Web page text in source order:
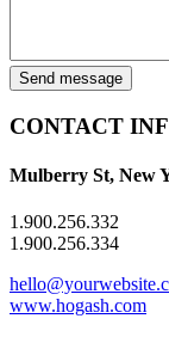
Send message
CONTACT
Mulberry St, New
1.900.256.332
1.900.256.334
www.hogash.com